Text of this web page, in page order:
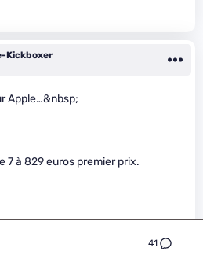
41
Kickboxer
Apple…&nbsp;
7 à 829 euros premier prix.